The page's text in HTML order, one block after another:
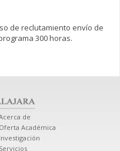
de reclutamiento envío de
300 horas.
de
Oferta Académica
Investigación
Servicios